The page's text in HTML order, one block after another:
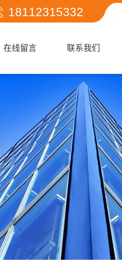
18112315332
在线留言 联系我们